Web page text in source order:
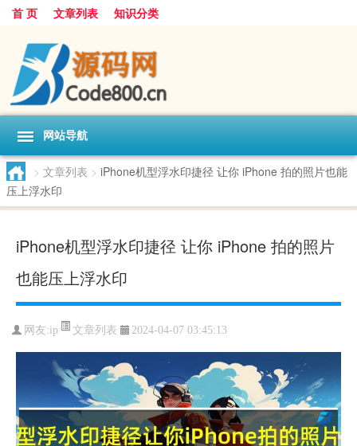
首 页 文章列表 知识分类
网站导航
> 文章列表 > iPhone机型浮水印捷径 让你 iPhone 拍的照片也能
压上浮水印
iPhone机型浮水印捷径 让你 iPhone 拍的照片
也能压上浮水印
网友:ip 文章列表 2024-04-07 03:45:13